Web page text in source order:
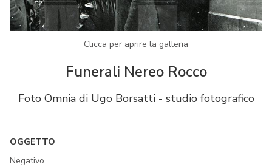
Clicca per aprire la galleria
Funerali Nereo Rocco
Foto Omnia di Ugo Borsatti- studio fotografico
OGGETTO
Negativo